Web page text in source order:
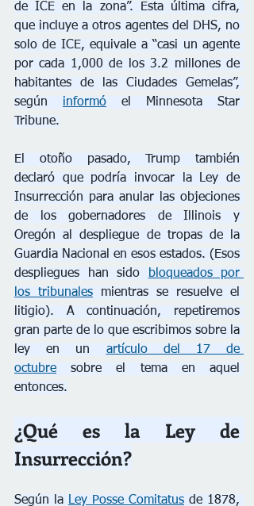
de ICE en la zona”. Esta última cifra,
que incluye a otros agentes del DHS, no
solo de ICE, equivale a “casi un agente
por cada 1,000 de los 3.2 millones de
habitantes de las Ciudades Gemelas”,
según informó el Minnesota Star
Tribune.
El otoño pasado, Trump también
declaró que podría invocar la Ley de
Insurrección para anular las objeciones
de los gobernadores de Illinois y
Oregón al despliegue de tropas de la
Guardia Nacional en esos estados. (Esos
despliegues han sido bloqueados por
los tribunales mientras se resuelve el
litigio). A continuación, repetiremos
gran parte de lo que escribimos sobre la
ley en un artículo del 17 de
octubre sobre el tema en aquel
entonces.
¿Qué es la Ley de
Insurrección?
Según la Ley Posse Comitatus de 1878,